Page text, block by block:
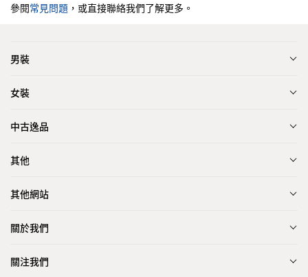
參閱常見問題 ，或直接聯絡我們了解更多。
男裝
女裝
中古逸品
其他
其他網站
關於我們
關注我們